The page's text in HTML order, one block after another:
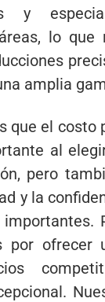
y
lo que
amplia
que el costo
al
pero
y la
por ofrecer